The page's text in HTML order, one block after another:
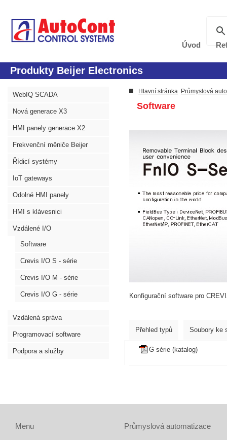
Úvod
Produkty Beijer Electronics
WebIQ SCADA
Nová generace X3
HMI panely generace X2
Frekvenční měniče Beijer
Řídicí systémy
IoT gateways
Odolné HMI panely
HMI s klávesnici
Vzdálené I/O
Software
Crevis I/O S - série
Crevis I/O M - série
Crevis I/O G - série
Vzdálená správa
Programovací software
Podpora a služby
Hlavní stránka Průmyslová
Software
Konfigurační software pro
Přehled typů Soubory ke
G série (katalog)
Menu Průmyslová automatizace